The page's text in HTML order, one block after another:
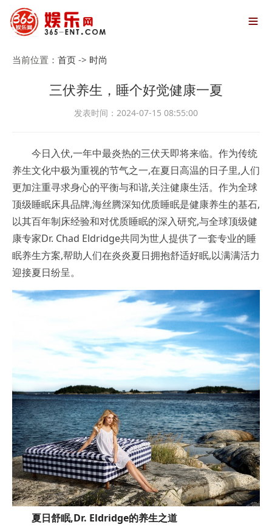

当前位置： 首页 -> 时尚
三伏养生，睡个好觉健康一夏
发表时间：2024-07-15 08:55:00
今日入伏,一年中最炎热的三伏天即将来临。作为传统
养生文化中极为重视的节气之一,在夏日高温的日子里,人们
更加注重寻求身心的平衡与和谐,关注健康生活。作为全球
顶级睡眠床具品牌,海丝腾深知优质睡眠是健康养生的基石,
以其百年制床经验和对优质睡眠的深入研究,与全球顶级健
康专家Dr. Chad Eldridge共同为世人提供了一套专业的睡
眠养生方案,帮助人们在炎炎夏日拥抱舒适好眠,以满满活力
迎接夏日纷呈。
夏日舒眠,Dr. Eldridge的养生之道